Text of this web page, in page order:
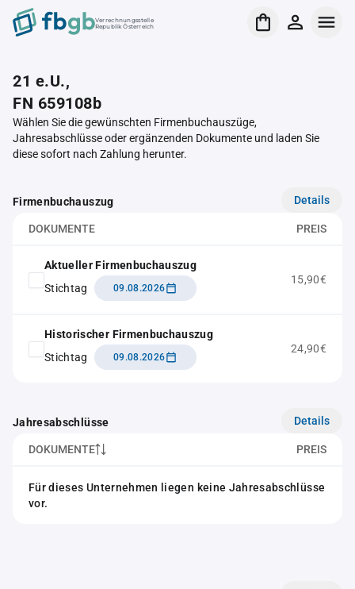
Verrechnungsstelle
Republik Österreich
21 e.U.,
FN 659108b
Wählen Sie die gewünschten Firmenbuchauszüge,
Jahresabschlüsse oder ergänzenden Dokumente und laden Sie
diese sofort nach Zahlung herunter.
Firmenbuchauszug Details
DOKUMENTE PREIS
Aktueller Firmenbuchauszug
Stichtag
09.08.2026
15,90€
Historischer Firmenbuchauszug
Stichtag
09.08.2026
24,90€
Jahresabschlüsse Details
DOKUMENTE PREIS
Für dieses Unternehmen liegen keine Jahresabschlüsse
vor.